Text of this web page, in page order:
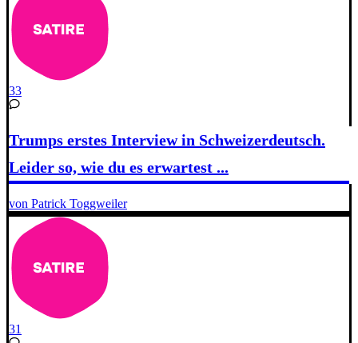
33
Trumps erstes Interview in Schweizerdeutsch.
Leider so, wie du es erwartest ...
von Patrick Toggweiler
31